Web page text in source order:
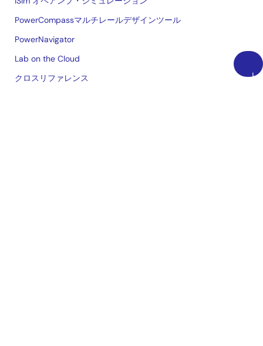
上
PowerCompassマルチレールデザインツール
PowerNavigator
Lab on the Cloud
クロスリファレンス